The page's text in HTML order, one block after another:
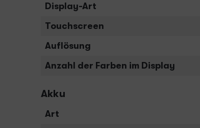
Display-Art
Touchscreen
Auflösung
Anzahl der Farben im Display
Akku
Art